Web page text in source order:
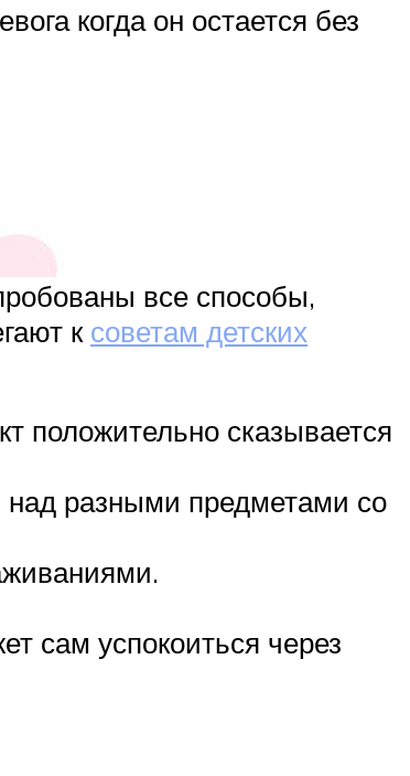
когда он остается без
все способы,
к советам детских
положительно сказывается
над разными предметами со
сам успокоиться через